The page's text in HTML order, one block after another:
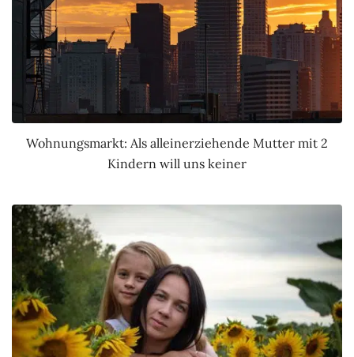
Wohnungsmarkt: Als alleinerziehende Mutter mit 2
Kindern will uns keiner